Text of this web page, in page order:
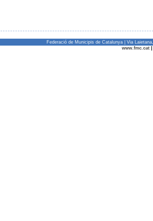
Federació de Municipis de Catalunya | Via
www.fmc.cat